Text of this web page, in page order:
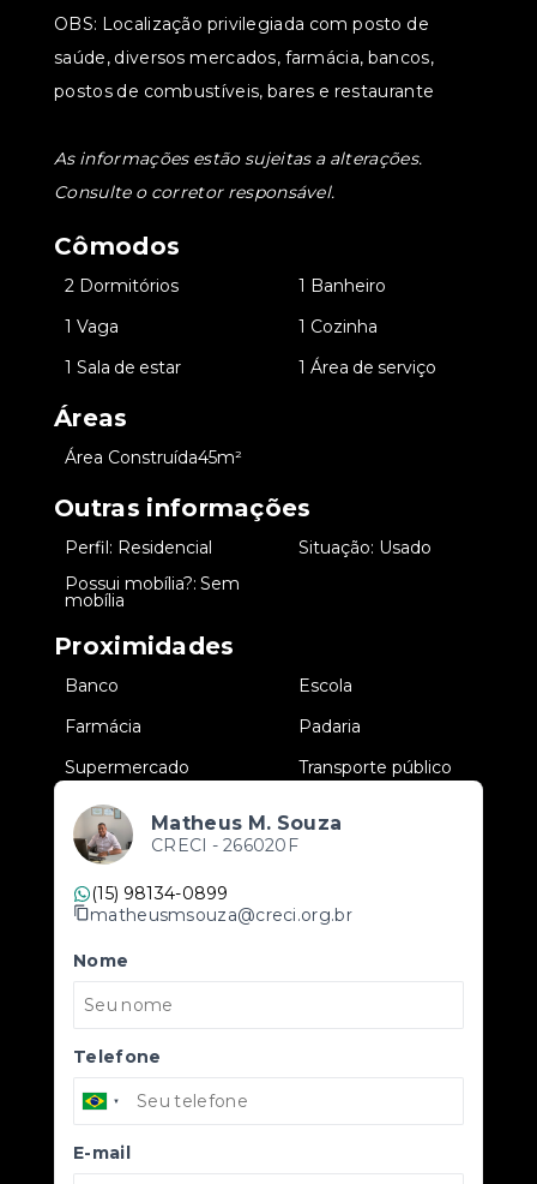
OBS: Localização privilegiada com posto de
saúde, diversos mercados, farmácia, bancos,
postos de combustíveis, bares e restaurante
As informações estão sujeitas a alterações.
Consulte o corretor responsável.
Cômodos
2 Dormitórios
1 Banheiro
1 Vaga
1 Cozinha
1 Sala de estar 1 Área de serviço
Áreas
Área Construída45m²
Outras informações
Perfil: Residencial Situação: Usado
Possui mobília?: Sem
mobília
Proximidades
Banco
Escola
Farmácia
Padaria
Supermercado Transporte público
Matheus M. Souza
CRECI - 266020F
(15) 98134-0899
matheusmsouza@creci.org.br
Nome
Telefone
E-mail